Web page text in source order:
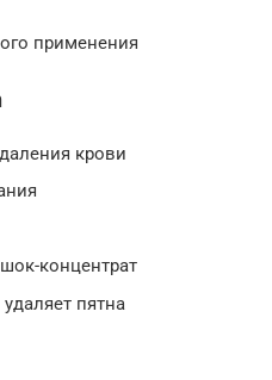
применения
крови
концентрат
пятна